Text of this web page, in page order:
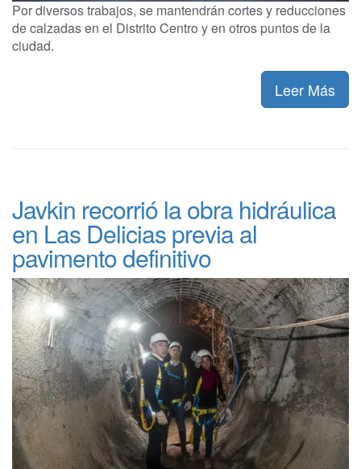
Por diversos trabajos, se mantendrán cortes y reducciones
de calzadas en el Distrito Centro y en otros puntos de la
ciudad.
Leer Más
Javkin recorrió la obra hidráulica
en Las Delicias previa al
pavimento definitivo